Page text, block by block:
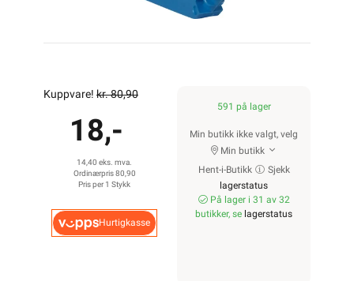
Kuppvare! kr. 80,90
18,-
14,40 eks. mva.
Ordinærpris 80,90
Pris per 1 Stykk
Hurtigkasse
591 på lager
Min butikk ikke valgt, velg
Min butikk
Hent-i-Butikk
Sjekk
lagerstatus
På lager i 31 av 32
butikker, se lagerstatus